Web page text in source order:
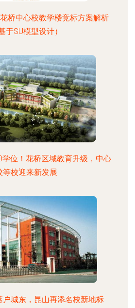
桥中心校教学楼竞标方案解析
基于SU模型设计）
位！花桥区域教育升级，中心
等校迎来新发展
户城东，昆山再添名校新地标